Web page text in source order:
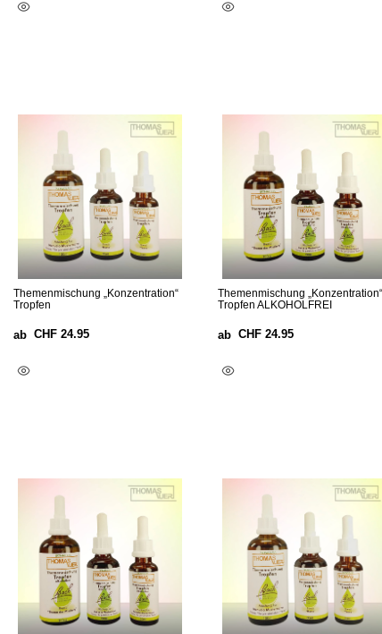
Themenmischung „Konzentration“
Tropfen
ab CHF 24.95
Themenmischung „Konzentration“
Tropfen ALKOHOLFREI
ab CHF 24.95